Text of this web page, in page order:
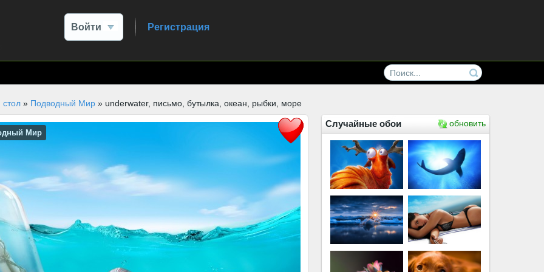
Войти Регистрация
» Подводный Мир » underwater, письмо, бутылка, океан, рыбки, море
Мир
Случайные обои обновить